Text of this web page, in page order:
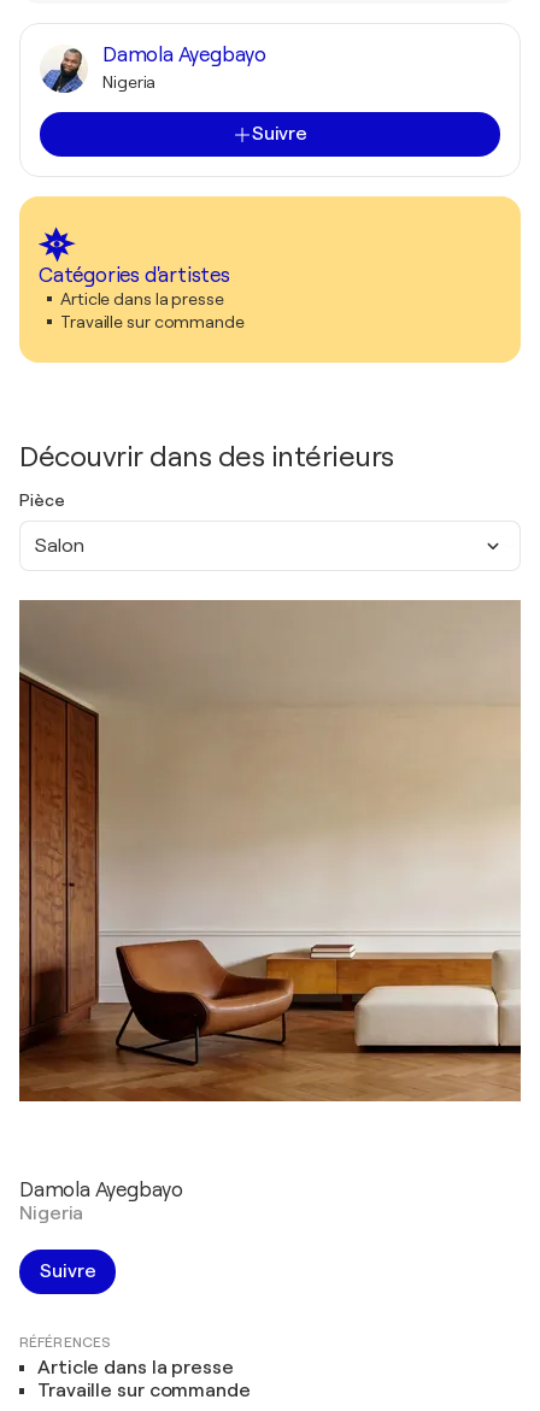
Damola Ayegbayo
Nigeria
Suivre
Catégories d'artistes
Article dans la presse
Travaille sur commande
Découvrir dans des intérieurs
Pièce
Salon
Damola Ayegbayo
Nigeria
Suivre
RÉFÉRENCES
Article dans la presse
Travaille sur commande